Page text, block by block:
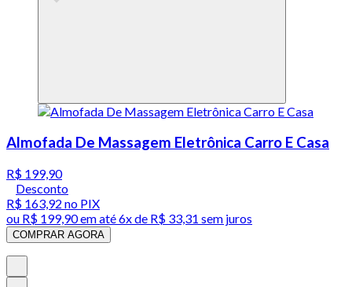
Almofada De Massagem Eletrônica Carro E Casa
R$ 199,90
Desconto
R$ 163,92 no PIX
ou R$ 199,90em até6x de R$ 33,31 sem juros
COMPRAR AGORA